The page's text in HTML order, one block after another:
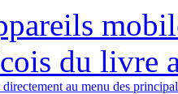
du livre
au menu des